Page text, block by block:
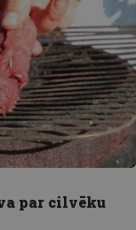
par cilvēku